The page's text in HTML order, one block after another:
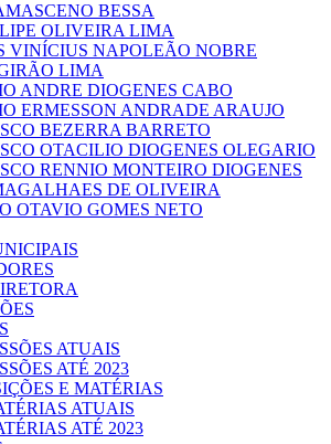
BESSA
OLIVEIRA LIMA
VINÍCIUS NAPOLEÃO NOBRE
LIMA
ANDRE DIOGENES CABO
ERMESSON ANDRADE ARAUJO
BEZERRA BARRETO
OTACILIO DIOGENES OLEGARIO
RENNIO MONTEIRO DIOGENES
DE OLIVEIRA
OTAVIO GOMES NETO
ATUAIS
ATÉ 2023
E MATÉRIAS
ATUAIS
ATÉ 2023